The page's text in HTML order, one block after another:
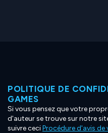
POLITIQUE DE
GAMES
Si vous pensez que votre
d'auteur se trouve sur notre
suivre ceciProcédure d'avis